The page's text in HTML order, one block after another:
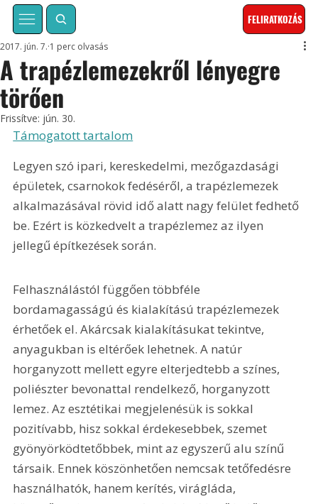
FELIRATKOZÁS
A trapézlemezekről lényegre
törően
2017. jún. 7. 1 perc olvasás
Frissítve: jún. 30.
Támogatott tartalom
Legyen szó ipari, kereskedelmi, mezőgazdasági
épületek, csarnokok fedéséről, a trapézlemezek
alkalmazásával rövid idő alatt nagy felület fedhető
be. Ezért is közkedvelt a trapézlemez az ilyen
jellegű építkezések során.
Felhasználástól függően többféle
bordamagasságú és kialakítású trapézlemezek
érhetőek el. Akárcsak kialakításukat tekintve,
anyagukban is eltérőek lehetnek. A natúr
horganyzott mellett egyre elterjedtebb a színes,
poliészter bevonattal rendelkező, horganyzott
lemez. Az esztétikai megjelenésük is sokkal
pozitívabb, hisz sokkal érdekesebbek, szemet
gyönyörködtetőbbek, mint az egyszerű alu színű
társaik. Ennek köszönhetően nemcsak tetőfedésre
használhatók, hanem kerítés, virágláda,